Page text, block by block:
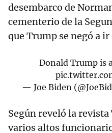
desembarco de
cementerio de la
que Trump se negó a ir
Donald Trump is
— Joe Biden
Según reveló la
varios altos